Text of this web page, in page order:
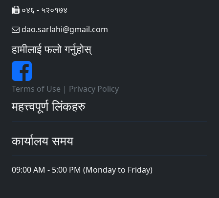
०४६ - ५२०१७४
dao.sarlahi@gmail.com
हामीलाई फलो गर्नुहोस्
Terms of Use | Privacy Policy
महत्त्वपूर्ण लिंकहरु
कार्यालय समय
09:00 AM - 5:00 PM (Monday to Friday)